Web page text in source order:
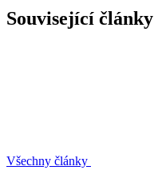
Související články
Všechny články